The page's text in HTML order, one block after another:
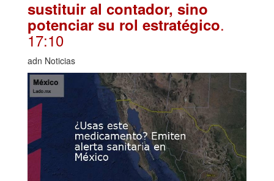
sustituir al contador, sino
potenciar su rol estratégico.
17:10
adn Noticias